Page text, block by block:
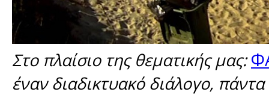
Στο πλαίσιο της θεματικής μας:
έναν διαδικτυακό διάλογο,